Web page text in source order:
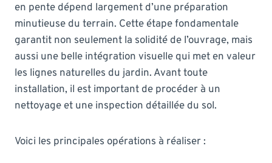
en pente dépend largement d’une préparation
minutieuse du terrain. Cette étape fondamentale
garantit non seulement la solidité de l’ouvrage, mais
aussi une belle intégration visuelle qui met en valeur
les lignes naturelles du jardin. Avant toute
installation, il est important de procéder à un
nettoyage et une inspection détaillée du sol.
Voici les principales opérations à réaliser :